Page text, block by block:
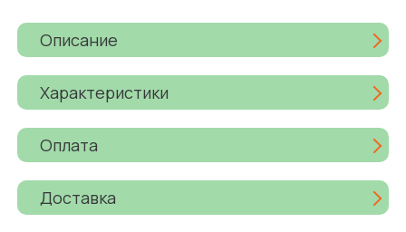
Описание
Характеристики
Оплата
Доставка